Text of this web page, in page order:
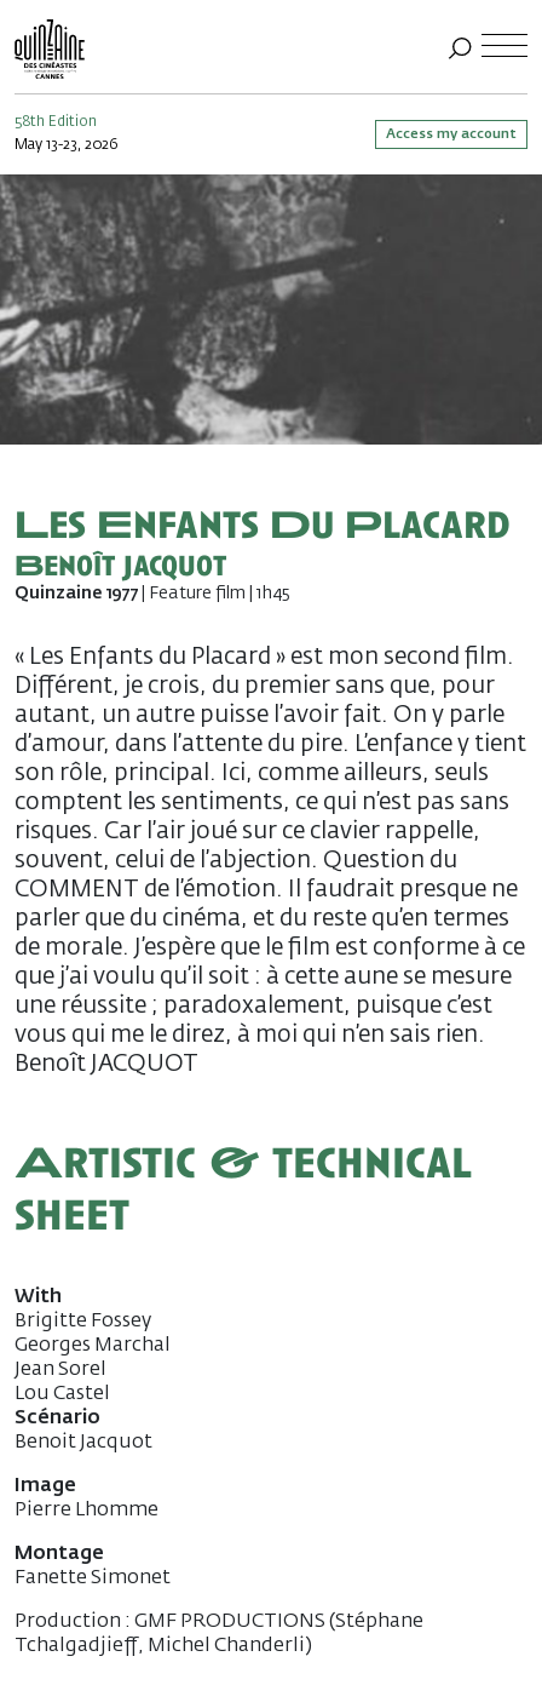
58th Edition
May 13-23, 2026
Access my account
Les Enfants Du Placard
Benoît Jacquot
Quinzaine 1977 | Feature film | 1h45
« Les Enfants du Placard » est mon second film.
Différent, je crois, du premier sans que, pour
autant, un autre puisse l’avoir fait. On y parle
d’amour, dans l’attente du pire. L’enfance y tient
son rôle, principal. Ici, comme ailleurs, seuls
comptent les sentiments, ce qui n’est pas sans
risques. Car l’air joué sur ce clavier rappelle,
souvent, celui de l’abjection. Question du
COMMENT de l’émotion. Il faudrait presque ne
parler que du cinéma, et du reste qu’en termes
de morale. J’espère que le film est conforme à ce
que j’ai voulu qu’il soit : à cette aune se mesure
une réussite ; paradoxalement, puisque c’est
vous qui me le direz, à moi qui n’en sais rien.
Benoît JACQUOT
Artistic & technical
sheet
With
Brigitte Fossey
Georges Marchal
Jean Sorel
Lou Castel
Scénario
Benoit Jacquot
Image
Pierre Lhomme
Montage
Fanette Simonet
Production : GMF PRODUCTIONS (Stéphane
Tchalgadjieff, Michel Chanderli)